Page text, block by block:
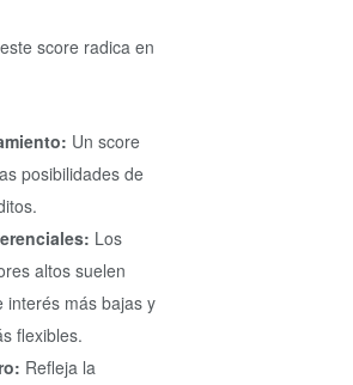
score radica en
Un score
posibilidades de
Los
altos suelen
interés más bajas y
flexibles.
Refleja la